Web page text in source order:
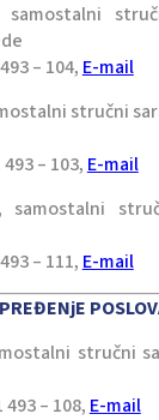
samostalni
– 104, E-mail
stručni
– 103, E-mail
samostalni
– 111, E-mail
stručni
– 108, E-mail